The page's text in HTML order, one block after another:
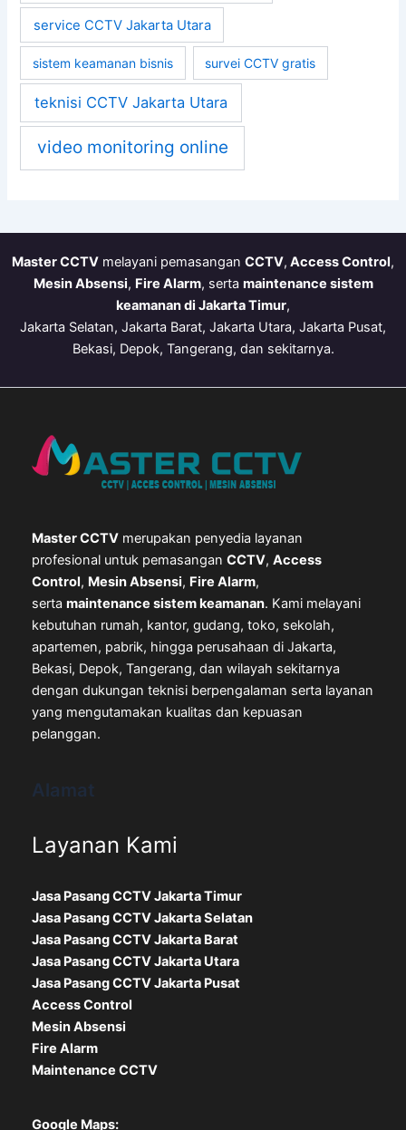
service CCTV Jakarta Utara
sistem keamanan bisnis survei CCTV gratis
teknisi CCTV Jakarta Utara
video monitoring online
Master CCTV melayani pemasangan CCTV, Access Control,
Mesin Absensi, Fire Alarm, serta maintenance sistem
keamanan di Jakarta Timur,
Jakarta Selatan, Jakarta Barat, Jakarta Utara, Jakarta Pusat,
Bekasi, Depok, Tangerang, dan sekitarnya.
Master CCTV merupakan penyedia layanan
profesional untuk pemasangan CCTV, Access
Control, Mesin Absensi, Fire Alarm,
serta maintenance sistem keamanan. Kami melayani
kebutuhan rumah, kantor, gudang, toko, sekolah,
apartemen, pabrik, hingga perusahaan di Jakarta,
Bekasi, Depok, Tangerang, dan wilayah sekitarnya
dengan dukungan teknisi berpengalaman serta layanan
yang mengutamakan kualitas dan kepuasan
pelanggan.
Alamat
Layanan Kami
Jasa Pasang CCTV Jakarta Timur
Jasa Pasang CCTV Jakarta Selatan
Jasa Pasang CCTV Jakarta Barat
Jasa Pasang CCTV Jakarta Utara
Jasa Pasang CCTV Jakarta Pusat
Access Control
Mesin Absensi
Fire Alarm
Maintenance CCTV
Google Maps: